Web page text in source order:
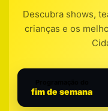
Descubra shows,
crianças e os
fim de semana